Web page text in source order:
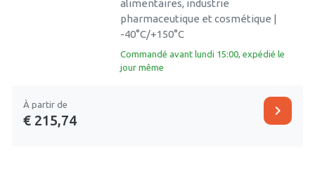
alimentaires, industrie
pharmaceutique et cosmétique |
-40°C/+150°C
Commandé avant lundi 15:00, expédié le
jour même
À partir de
€ 215,74
chevron_right